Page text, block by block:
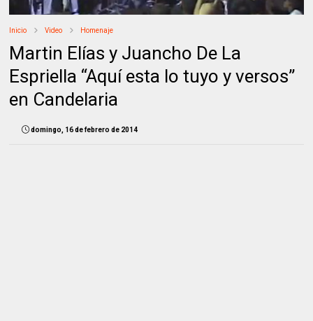
Inicio Video Homenaje
Martin Elías y Juancho De La
Espriella “Aquí esta lo tuyo y versos”
en Candelaria
domingo, 16 de febrero de 2014